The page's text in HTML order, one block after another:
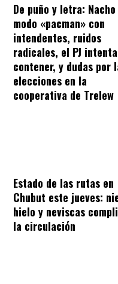
De puño y letra: Nacho
modo «pacman» con
intendentes, ruidos
radicales, el PJ intenta
contener, y dudas por
elecciones en la
cooperativa de Trelew
Estado de las rutas en
Chubut este jueves:
hielo y neviscas
la circulación